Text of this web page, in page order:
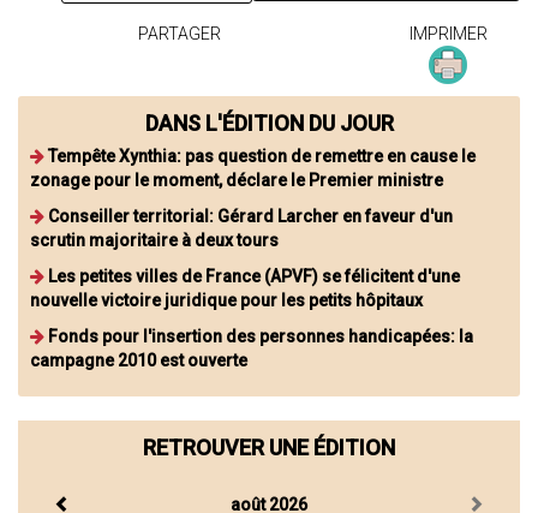
PARTAGER IMPRIMER
DANS L'ÉDITION DU JOUR
Tempête Xynthia: pas question de remettre en cause le
zonage pour le moment, déclare le Premier ministre
Conseiller territorial: Gérard Larcher en faveur d'un
scrutin majoritaire à deux tours
Les petites villes de France (APVF) se félicitent d'une
nouvelle victoire juridique pour les petits hôpitaux
Fonds pour l'insertion des personnes handicapées: la
campagne 2010 est ouverte
RETROUVER UNE ÉDITION
août 2026